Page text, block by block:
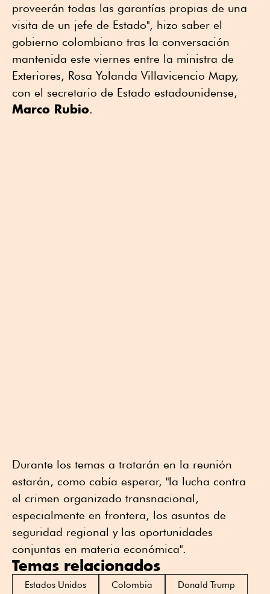
proveerán todas las garantías propias de una
visita de un jefe de Estado", hizo saber el
gobierno colombiano tras la conversación
mantenida este viernes entre la ministra de
Exteriores, Rosa Yolanda Villavicencio Mapy,
con el secretario de Estado estadounidense,
Marco Rubio.
Durante los temas a tratarán en la reunión
estarán, como cabía esperar, "la lucha contra
el crimen organizado transnacional,
especialmente en frontera, los asuntos de
seguridad regional y las oportunidades
conjuntas en materia económica".
Temas relacionados
Estados Unidos Colombia
Donald Trump